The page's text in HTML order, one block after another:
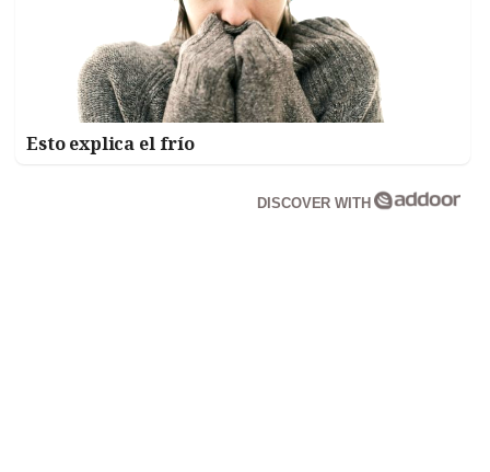
Esto explica el frío
DISCOVER WITH